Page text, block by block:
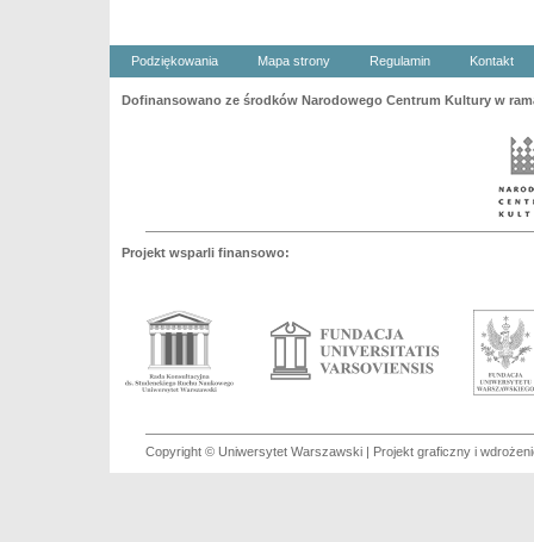
Podziękowania Mapa strony Regulamin Kontakt
Dofinansowano ze środków Narodowego Centrum Kultury w
Projekt wsparli finansowo:
Copyright © Uniwersytet Warszawski | Projekt graficzny i